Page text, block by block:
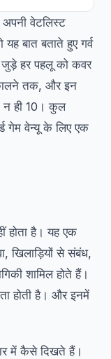
अपनी वेटलिस्ट
बात बताते हुए गर्व
जुड़े हर पहलू को कवर
तक, और इन
न ही 10। कुल
गेम वेन्यू के लिए एक
होता है। यह एक
खिलाड़ियों से संबंध,
शामिल होते हैं।
होती है। और इनमें
में कैसे दिखते हैं।